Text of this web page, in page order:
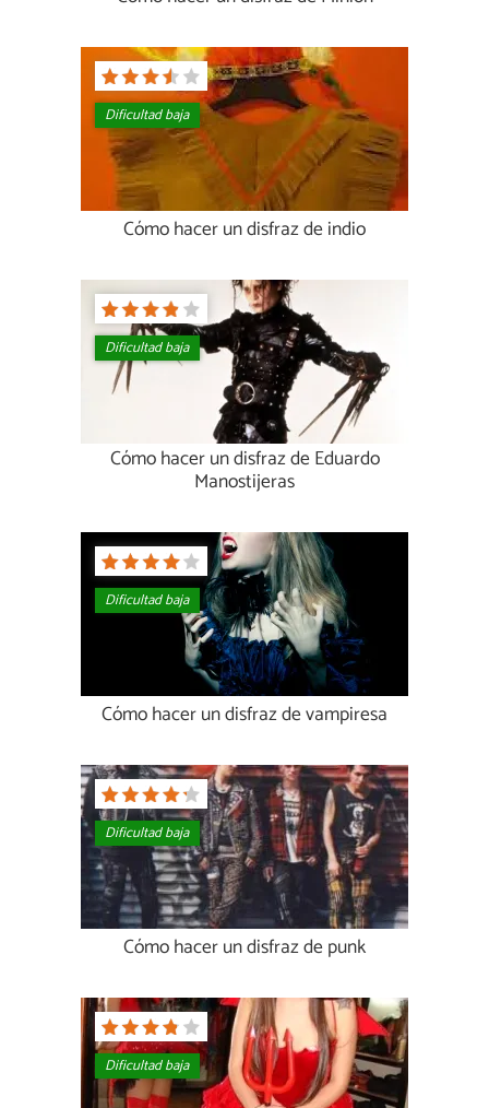
Dificultad baja
Cómo hacer un disfraz de indio
Dificultad baja
Cómo hacer un disfraz de Eduardo
Manostijeras
Dificultad baja
Cómo hacer un disfraz de vampiresa
Dificultad baja
Cómo hacer un disfraz de punk
Dificultad baja